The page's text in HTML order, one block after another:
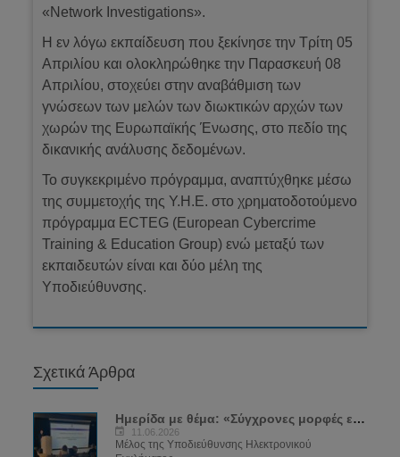
«Network Investigations».
Η εν λόγω εκπαίδευση που ξεκίνησε την Τρίτη 05
Απριλίου και ολοκληρώθηκε την Παρασκευή 08
Απριλίου, στοχεύει στην αναβάθμιση των
γνώσεων των μελών των διωκτικών αρχών των
χωρών της Ευρωπαϊκής Ένωσης, στο πεδίο της
δικανικής ανάλυσης δεδομένων.
Το συγκεκριμένο πρόγραμμα, αναπτύχθηκε μέσω
της συμμετοχής της Υ.Η.Ε. στο χρηματοδοτούμενο
πρόγραμμα ECTEG (European Cybercrime
Training & Education Group) ενώ μεταξύ των
εκπαιδευτών είναι και δύο μέλη της
Υποδιεύθυνσης.
Σχετικά Άρθρα
Ημερίδα με θέμα: «Σύγχρονες μορφές εξάρτησης: SEXTING και VAPING»
11.06.2026
Μέλος της Υποδιεύθυνσης Ηλεκτρονικού